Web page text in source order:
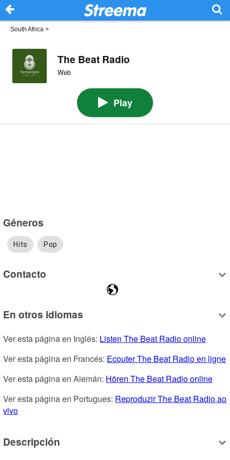
South Africa >
The Beat Radio
Web
Play
Géneros
Hits Pop
Contacto
En otros idiomas
Ver esta página en Inglés: Listen The Beat Radio online
Ver esta página en Francés: Ecouter The Beat Radio en ligne
Ver esta página en Alemán: Hören The Beat Radio online
Ver esta página en Portugues: Reproduzir The Beat Radio ao
vivo
Descripción